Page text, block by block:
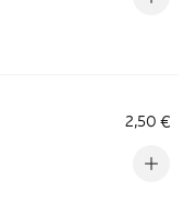
2,50 €